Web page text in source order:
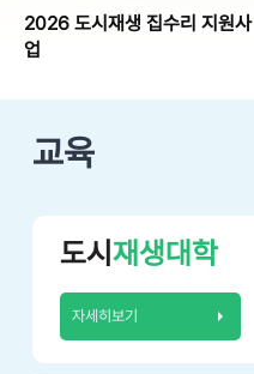
2026 도시재생 집수리 지원사
업
교육
도시 재생대학
자세히보기